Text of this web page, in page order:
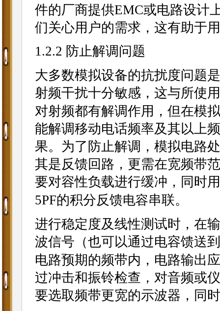
件的厂商提供EMC或电路设计
们关心用户的需求，这有助于
1.2.2 防止解调问题
大多数模拟设备的抗扰度问题
射频干扰十分敏感，这与所使
对射频都有解调作用，但在模
能解调移动电话频率及其以上
果。为了防止解调，模拟电路
其是反馈回路，更需在宽频带
要对容性负载进行缓冲，同时
5PF的积分反馈电容串联。
进行稳定度及线性测试时，在
波信号（也可以通过电容馈送
电路预期的频带内，电路输出
过冲击和振铃检查，对音频或
要选取频带更宽的示波器，同